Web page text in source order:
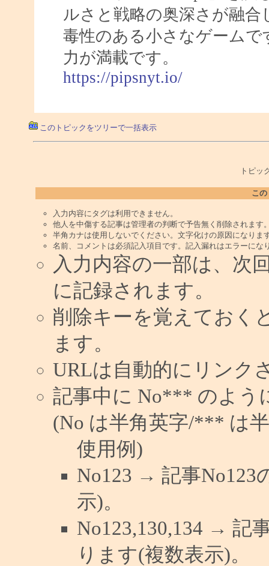
ルさと戦略の奥深さが融
毒性のある小さなゲーム
力が満載です。
https://pipsnyt.io/
このトピックをツリーで一括表示
トピッ
こ
入力内容にタグは利用できません。
他人を中傷する記事は管理者の判断で予告無く削除されます
半角カナは使用しないでください。文字化けの原因になりま
名前、コメントは必須記入項目です。記入漏れはエラーにな
入力内容の一部は、次
に記録されます。
削除キーを覚えておく
ます。
URLは自動的にリンク
記事中に No*** のよう
(No は半角英字/*** は
使用例)
No123 → 記事No123
示)。
No123,130,134 → 記
ります(複数表示)。